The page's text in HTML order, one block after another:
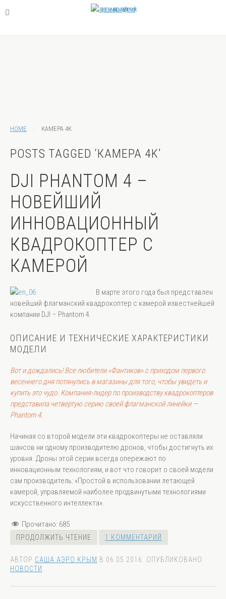
HOME КАМЕРА 4K
POSTS TAGGED ‘КАМЕРА 4K’
DJI PHANTOM 4 –
НОВЕЙШИЙ
ИННОВАЦИОННЫЙ
КВАДРОКОПТЕР С
КАМЕРОЙ
В марте этого года был представлен
новейший флагманский квадрокоптер с камерой известнейшей
компании DJI – Phantom 4.
ОПИСАНИЕ И ТЕХНИЧЕСКИЕ ХАРАКТЕРИСТИКИ
МОДЕЛИ
Вот и дождались! Все любители «Фантиков» с приходом первого
весеннего дня потянулись в магазины для того, чтобы увидеть и
купить это чудо. Компания-лидер по производству квадрокоптеров
представила четвертую серию своей флагманской линейки —
Phantom 4.
Начиная со второй модели эти квадрокоптеры не оставляли
шансов ни одному производителю дронов, чтобы достигнуть их
уровня. Дроны этой серии всегда опережают по
инновационным технологиям, и вот что говорит о своей модели
сам производитель: «Простой в использовании летающей
камерой, управляемой наиболее продвинутыми технологиями
искусственного интеллекта».
Прочитано: 685
ПРОДОЛЖИТЬ ЧТЕНИЕ 1 КОММЕНТАРИЙ
АВТОР САША АЭРО КРЫМ В 06.05.2016
. ОПУБЛИКОВАНО
НОВОСТИ